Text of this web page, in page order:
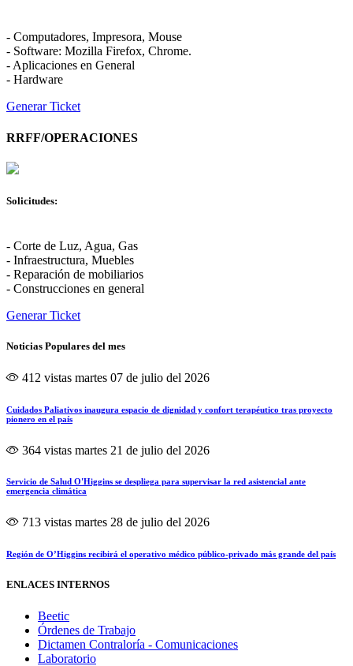
- Computadores, Impresora, Mouse
- Software: Mozilla Firefox, Chrome.
- Aplicaciones en General
- Hardware
Generar Ticket
RRFF/OPERACIONES
Solicitudes:
- Corte de Luz, Agua, Gas
- Infraestructura, Muebles
- Reparación de mobiliarios
- Construcciones en general
Generar Ticket
Noticias Populares del mes
412 vistas martes 07 de julio del 2026
Cuidados Paliativos inaugura espacio de dignidad y confort terapéutico tras proyecto
pionero en el país
364 vistas martes 21 de julio del 2026
Servicio de Salud O'Higgins se despliega para supervisar la red asistencial ante
emergencia climática
713 vistas martes 28 de julio del 2026
Región de O’Higgins recibirá el operativo médico público-privado más grande del país
ENLACES INTERNOS
Beetic
Órdenes de Trabajo
Dictamen Contraloría - Comunicaciones
Laboratorio